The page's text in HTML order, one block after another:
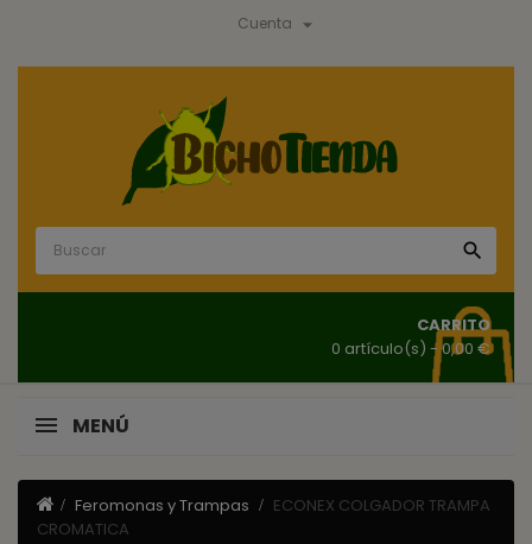
Cuenta 

CARRITO
0 artículo(s) - 0,00 €
MENÚ
Feromonas y Trampas
ECONEX COLGADOR TRAMPA
CROMATICA